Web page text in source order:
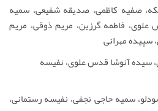
بهلکه، صفیه کاظمی، صدیقه شفیعی، سمیه
فاطمه گرزین، مریم ذوقی، مریم
سپیده مهرانی
سیده آنوشا قدس علوی، نفیسه
مقصودلو، سمیه حاجی نجفی، نفیسه رستمانی،